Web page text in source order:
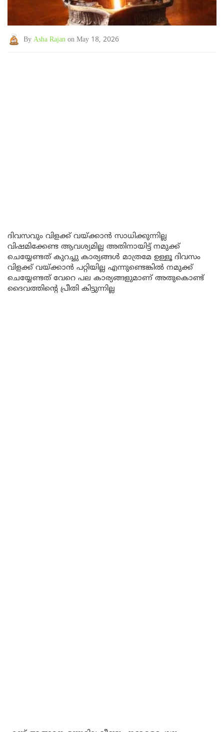
By Asha Rajan on May 18, 2026
ദിവസവും വിളക്ക് വയ്ക്കാൻ സാധിക്കുന്നില്ല
വിഷമിക്കേണ്ട ആവശ്യമില്ല അതിനായിട്ട് നമുക്ക്
ചെയ്യേണ്ടത് കുറച്ചു കാര്യങ്ങൾ മാത്രമേ ഉള്ളൂ ദിവസം
വിളക്ക് വയ്ക്കാൻ പറ്റിയില്ല എന്നുണ്ടെങ്കിൽ നമുക്ക്
ചെയ്യേണ്ടത് വേറെ പല കാര്യങ്ങളുമാണ് അതുകൊണ്ട്
ദൈവത്തിന്റെ പ്രീതി കിട്ടുന്നില്ല